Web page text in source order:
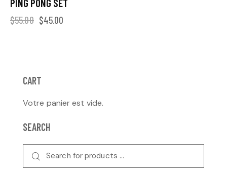
PING PONG SET
$55.00 $45.00
CART
Votre panier est vide.
SEARCH